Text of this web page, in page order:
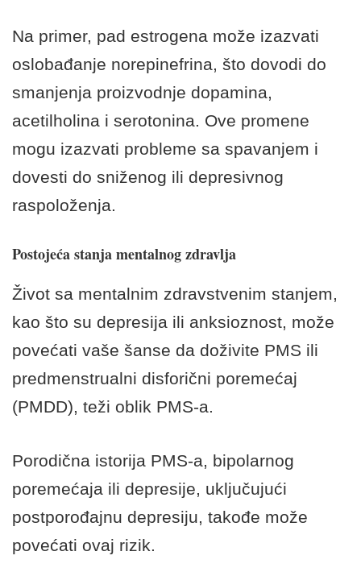
Na primer, pad estrogena može izazvati
oslobađanje norepinefrina, što dovodi do
smanjenja proizvodnje dopamina,
acetilholina i serotonina. Ove promene
mogu izazvati probleme sa spavanjem i
dovesti do sniženog ili depresivnog
raspoloženja.
Postojeća stanja mentalnog zdravlja
Život sa mentalnim zdravstvenim stanjem,
kao što su depresija ili anksioznost, može
povećati vaše šanse da doživite PMS ili
predmenstrualni disforični poremećaj
(PMDD), teži oblik PMS-a.
Porodična istorija PMS-a, bipolarnog
poremećaja ili depresije, uključujući
postporođajnu depresiju, takođe može
povećati ovaj rizik.